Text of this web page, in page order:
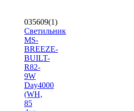
035609(1)
Светильник
MS-
BREEZE-
BUILT-
R82-
9W
Day4000
(WH,
85